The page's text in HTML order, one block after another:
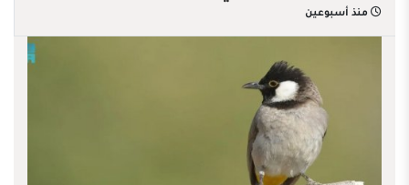
الأداء الرقمية
منذ أسبوعين